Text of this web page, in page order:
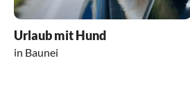
Urlaub mit Hund
in Baunei